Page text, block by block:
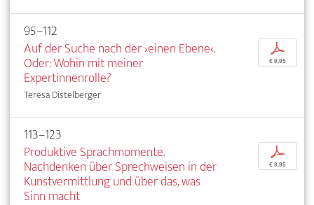
95–112
Auf der Suche nach der ›einen Ebene‹.
Oder: Wohin mit meiner
Expertinnenrolle?
Teresa Distelberger
p
€ 9,95
113–123
Produktive Sprachmomente.
Nachdenken über Sprechweisen in der
Kunstvermittlung und über das, was
Sinn macht
p
€ 9,95